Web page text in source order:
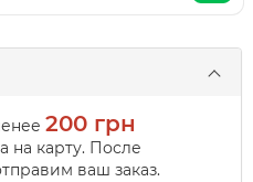
200 грн
на карту. После
ваш заказ.